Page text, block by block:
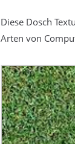
Diese Dosch
Arten von